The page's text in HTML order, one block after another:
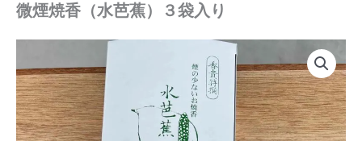
微煙焼香（水芭蕉）３袋入り